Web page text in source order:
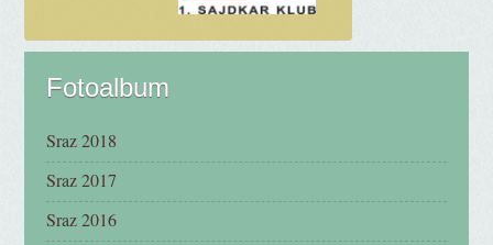
Fotoalbum
Sraz 2018
Sraz 2017
Sraz 2016